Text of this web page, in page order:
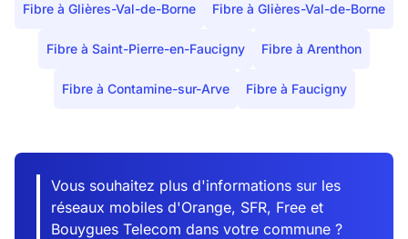
Fibre à Glières-Val-de-Borne Fibre à Glières-Val-de-Borne
Fibre à Saint-Pierre-en-Faucigny Fibre à Arenthon
Fibre à Contamine-sur-Arve Fibre à Faucigny
Vous souhaitez plus d'informations sur les
réseaux mobiles d'Orange, SFR, Free et
Bouygues Telecom dans votre commune ?